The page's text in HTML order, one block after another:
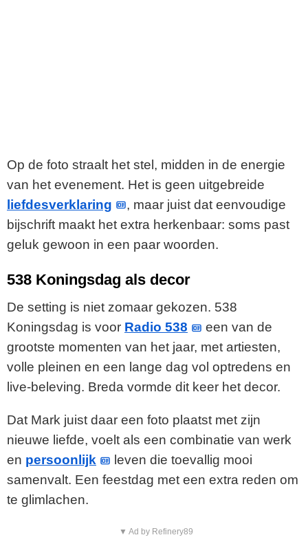
Op de foto straalt het stel, midden in de energie
van het evenement. Het is geen uitgebreide
liefdesverklaring
, maar juist dat eenvoudige
bijschrift maakt het extra herkenbaar: soms past
geluk gewoon in een paar woorden.
538 Koningsdag als decor
De setting is niet zomaar gekozen. 538
Koningsdag is voor Radio 538
een van de
grootste momenten van het jaar, met artiesten,
volle pleinen en een lange dag vol optredens en
live-beleving. Breda vormde dit keer het decor.
Dat Mark juist daar een foto plaatst met zijn
nieuwe liefde, voelt als een combinatie van werk
en persoonlijk
leven die toevallig mooi
samenvalt. Een feestdag met een extra reden om
te glimlachen.
▼ Ad by Refinery89